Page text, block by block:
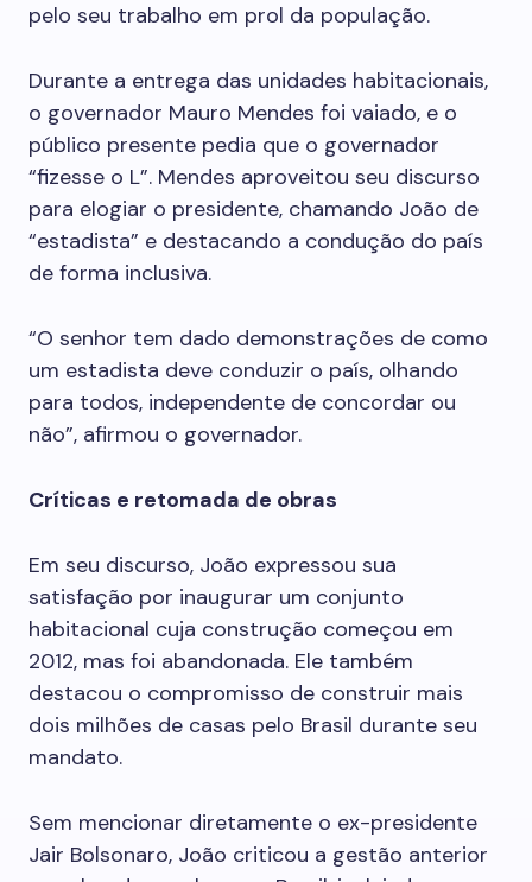
pelo seu trabalho em prol da população.
Durante a entrega das unidades habitacionais,
o governador Mauro Mendes foi vaiado, e o
público presente pedia que o governador
“fizesse o L”. Mendes aproveitou seu discurso
para elogiar o presidente, chamando João de
“estadista” e destacando a condução do país
de forma inclusiva.
“O senhor tem dado demonstrações de como
um estadista deve conduzir o país, olhando
para todos, independente de concordar ou
não”, afirmou o governador.
Críticas e retomada de obras
Em seu discurso, João expressou sua
satisfação por inaugurar um conjunto
habitacional cuja construção começou em
2012, mas foi abandonada. Ele também
destacou o compromisso de construir mais
dois milhões de casas pelo Brasil durante seu
mandato.
Sem mencionar diretamente o ex-presidente
Jair Bolsonaro, João criticou a gestão anterior